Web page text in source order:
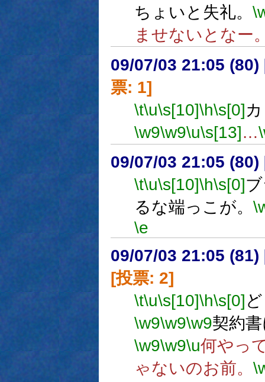
ちょいと失礼。
ませないとなー
09/07/03 21:05 (80)
票: 1]
\t\u\s[10]\h\s[0]
\w9\w9\u\s[13]…
09/07/03 21:05 (80)
\t\u\s[10]\h\s[0]
るな端っこが。
\e
09/07/03 21:05 (81)
[投票: 2]
\t\u\s[10]\h\s[0]
\w9\w9\w9契約
\w9\w9\u何やっ
ゃないのお前。